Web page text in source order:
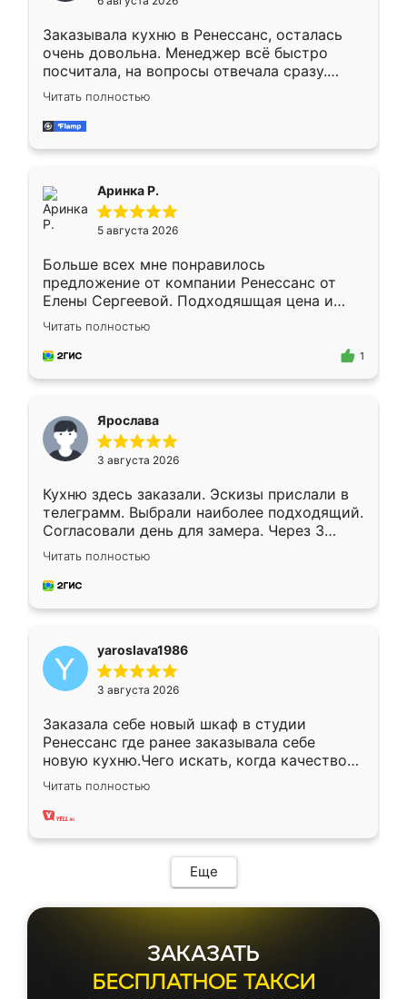
мебели буду заказывать только здесь.
Заказывала кухню в Ренессанс, осталась
очень довольна. Менеджер всё быстро
посчитала, на вопросы отвечала сразу.
Замерщик приехал в субботу, подошёл к
делу со всей ответственностью. Собрали
за день, ребята работали аккуратно, даже
Читать полностью
Аринка Р.
5 августа 2026
Больше всех мне понравилось
предложение от компании Ренессанс от
Елены Сергеевой. Подходяшщая цена и
короткие сроки изготовления. Приехавший
для замера сотрудник Владислав
предложил по моему эскизу самый
Читать полностью
1
Ярослава
3 августа 2026
Кухню здесь заказали. Эскизы прислали в
телеграмм. Выбрали наиболее подходящий.
Согласовали день для замера. Через 3
недели кухня была уже готова. Остались
довольны работой. Спасибо Ренессанс
мебель за качественную работу!
Читать полностью
yaroslava1986
3 августа 2026
Заказала себе новый шкаф в студии
Ренессанс где ранее заказывала себе
новую кухню.Чего искать, когда качеством
вполне довольна. Служит кухня уже почти
два года, нареканий нет.
Читать полностью
Еще
ЗАКАЗАТЬ
БЕСПЛАТНОЕ ТАКСИ